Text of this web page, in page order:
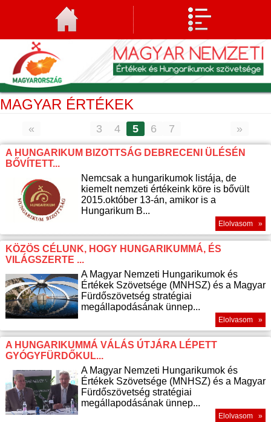
MAGYAR ÉRTÉKEK
« 3 4 5 6 7 »
A HUNGARIKUM BIZOTTSÁG DEBRECENI ÜLÉSÉN
BŐVÍTETT...
Nemcsak a hungarikumok listája, de
kiemelt nemzeti értékeink köre is bővült
2015.október 13-án, amikor is a
Hungarikum B...
Elolvasom »
KÖZÖS CÉLUNK, HOGY HUNGARIKUMMÁ, ÉS
VILÁGSZERTE ...
A Magyar Nemzeti Hungarikumok és
Értékek Szövetsége (MNHSZ) és a Magyar
Fürdőszövetség stratégiai
megállapodásának ünnep...
Elolvasom »
A HUNGARIKUMMÁ VÁLÁS ÚTJÁRA LÉPETT
GYÓGYFÜRDŐKUL...
A Magyar Nemzeti Hungarikumok és
Értékek Szövetsége (MNHSZ) és a Magyar
Fürdőszövetség stratégiai
megállapodásának ünnep...
Elolvasom »